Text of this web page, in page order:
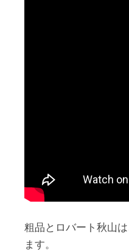
粗品とロバート秋山
ます。